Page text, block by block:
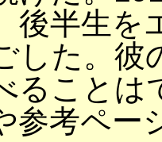
後半生を
した。彼
ることは
参考ペー